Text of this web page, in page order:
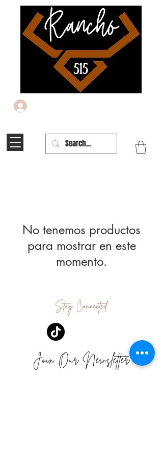
No tenemos productos
para mostrar en este
momento.
Stay Connected
Join Our Newsletter